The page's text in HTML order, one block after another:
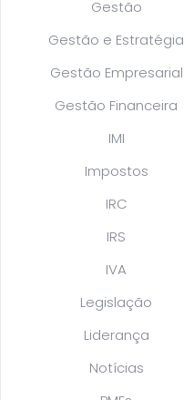
Gestão
Gestão e Estratégia
Gestão Empresarial
Gestão Financeira
IMI
Impostos
IRC
IRS
IVA
Legislação
Liderança
Notícias